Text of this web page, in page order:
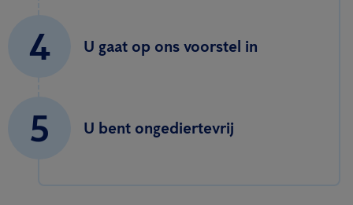
4 U gaat op ons voorstel in
5 U bent ongediertevrij